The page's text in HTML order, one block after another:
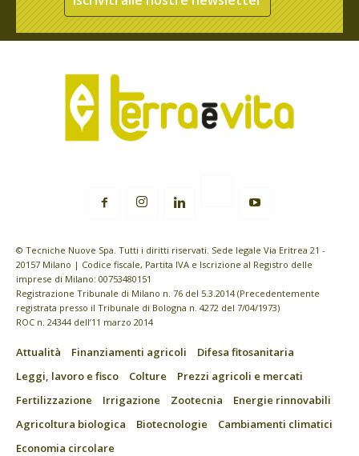
© Tecniche Nuove Spa. Tutti i diritti riservati. Sede legale Via Eritrea 21 -
20157 Milano | Codice fiscale, Partita IVA e Iscrizione al Registro delle
imprese di Milano: 00753480151
Registrazione Tribunale di Milano n. 76 del 5.3.2014 (Precedentemente
registrata presso il Tribunale di Bologna n. 4272 del 7/04/1973)
ROC n. 24344 dell’11 marzo 2014
Attualità Finanziamenti agricoli
Difesa fitosanitaria
Leggi, lavoro e fisco
Colture
Prezzi agricoli e mercati
Fertilizzazione
Irrigazione Zootecnia
Energie rinnovabili
Agricoltura biologica
Biotecnologie
Cambiamenti climatici
Economia circolare